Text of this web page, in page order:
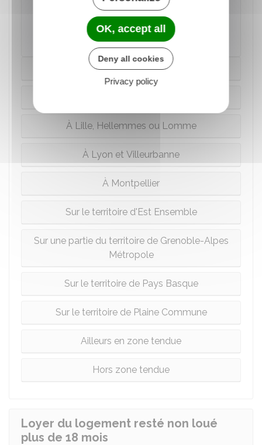
Direction de l'information légale et administrative
(Dila) - Premier ministre
À Paris
À Lille, Hellemmes ou Lomme
À Lyon et Villeurbanne
À Montpellier
Sur le territoire d'Est Ensemble
Sur une partie du territoire de Grenoble-Alpes
Métropole
Sur le territoire de Pays Basque
Sur le territoire de Plaine Commune
Ailleurs en zone tendue
Hors zone tendue
Loyer du logement resté non loué
plus de 18 mois
OK, accept all
Deny all cookies
Privacy policy